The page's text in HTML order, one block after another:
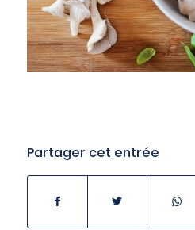
Partager cet entrée